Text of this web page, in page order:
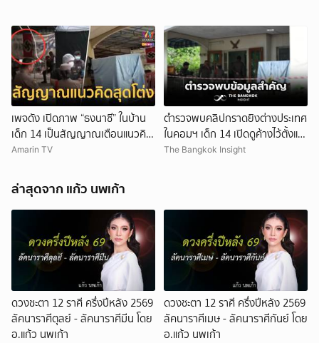
เพจดัง เปิดภาพ “ธงนาซี” ในบ้าน
เด็ก 14 เป็นสัญญาณเตือนแนวคิด
สุดโต่ง
Amarin TV
ตำรวจพบคลิปกราดยิงต่างประเทศ
ในคอมฯ เด็ก 14 เปิดดูค้างไว้ตั้งแต่
วันที่ 30 ก.ค.
The Bangkok Insight
ล่าสุดจาก แก้ว นพเก้า
ดวงชะตา 12 ราศี ครึ่งปีหลัง 2569
ลัคนาราศีตุลย์ - ลัคนาราศีมีน โดย
อ.แก้ว นพเก้า
ดวงชะตา 12 ราศี ครึ่งปีหลัง 2569
ลัคนาราศีเมษ - ลัคนาราศีกันย์ โดย
อ.แก้ว นพเก้า